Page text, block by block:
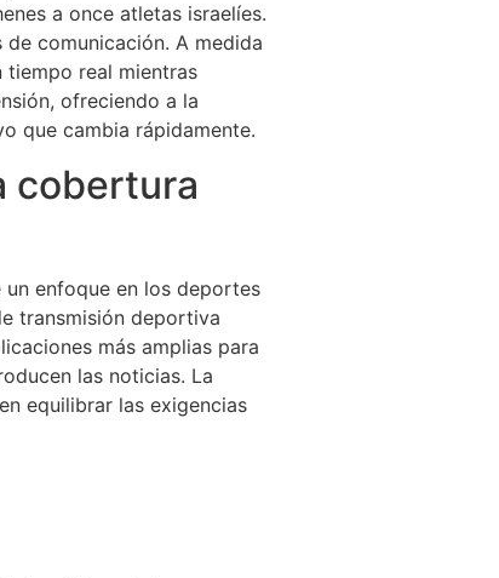
a once atletas israelíes.
comunicación. A medida
real mientras
ofreciendo a la
que cambia rápidamente.
cobertura
enfoque en los deportes
transmisión deportiva
más amplias para
las noticias. La
equilibrar las exigencias